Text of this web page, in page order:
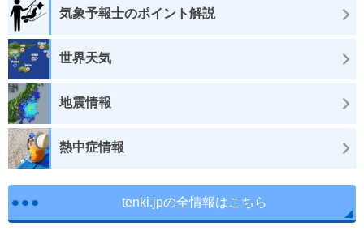
気象予報士のポイント解説
世界天気
地震情報
熱中症情報
tenki.jpの全情報はこちら